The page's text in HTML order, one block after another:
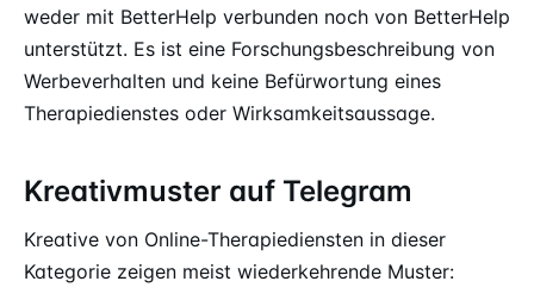
weder mit BetterHelp verbunden noch von BetterHelp
unterstützt. Es ist eine Forschungsbeschreibung von
Werbeverhalten und keine Befürwortung eines
Therapiedienstes oder Wirksamkeitsaussage.
Kreativmuster auf Telegram
Kreative von Online-Therapiediensten in dieser
Kategorie zeigen meist wiederkehrende Muster: